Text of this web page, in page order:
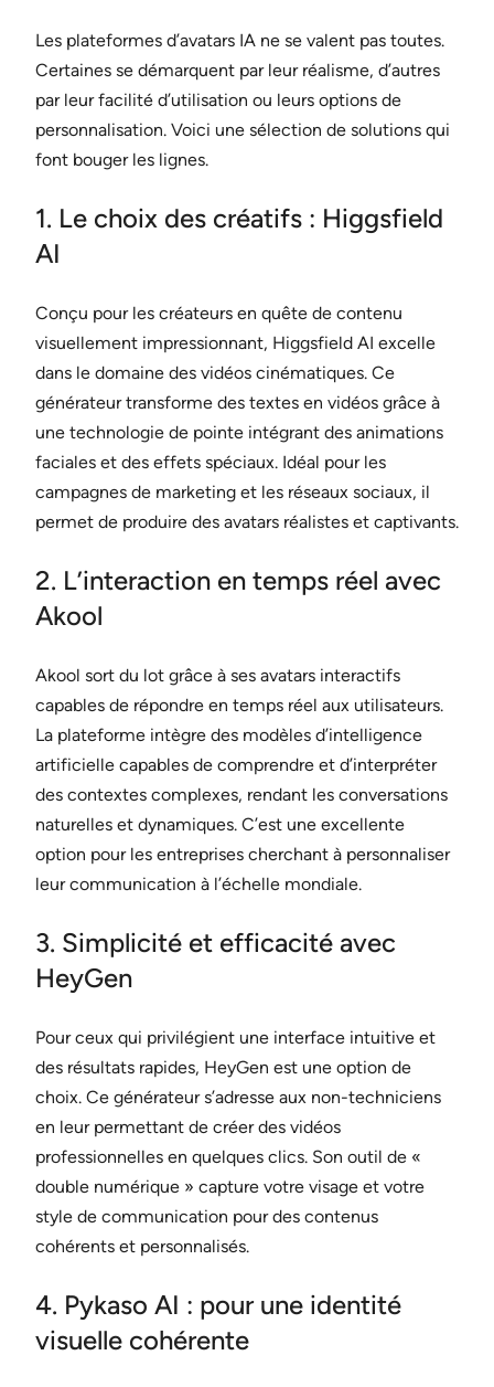
Les plateformes d’avatars IA ne se valent pas toutes.
Certaines se démarquent par leur réalisme, d’autres
par leur facilité d’utilisation ou leurs options de
personnalisation. Voici une sélection de solutions qui
font bouger les lignes.
1. Le choix des créatifs : Higgsfield
AI
Conçu pour les créateurs en quête de contenu
visuellement impressionnant, Higgsfield AI excelle
dans le domaine des vidéos cinématiques. Ce
générateur transforme des textes en vidéos grâce à
une technologie de pointe intégrant des animations
faciales et des effets spéciaux. Idéal pour les
campagnes de marketing et les réseaux sociaux, il
permet de produire des avatars réalistes et captivants.
2. L’interaction en temps réel avec
Akool
Akool sort du lot grâce à ses avatars interactifs
capables de répondre en temps réel aux utilisateurs.
La plateforme intègre des modèles d’intelligence
artificielle capables de comprendre et d’interpréter
des contextes complexes, rendant les conversations
naturelles et dynamiques. C’est une excellente
option pour les entreprises cherchant à personnaliser
leur communication à l’échelle mondiale.
3. Simplicité et efficacité avec
HeyGen
Pour ceux qui privilégient une interface intuitive et
des résultats rapides, HeyGen est une option de
choix. Ce générateur s’adresse aux non-techniciens
en leur permettant de créer des vidéos
professionnelles en quelques clics. Son outil de «
double numérique » capture votre visage et votre
style de communication pour des contenus
cohérents et personnalisés.
4. Pykaso AI : pour une identité
visuelle cohérente